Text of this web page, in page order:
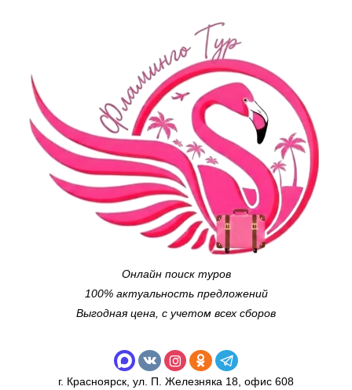
Онлайн поиск туров
100% актуальность предложений
Выгодная цена, с учетом всех сборов
г. Красноярск, ул. П. Железняка 18, офис 608